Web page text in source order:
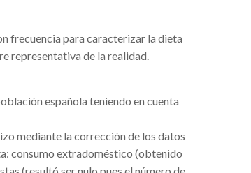
frecuencia para caracterizar la dieta
representativa de la realidad.
española teniendo en cuenta
mediante la corrección de los datos
consumo extradoméstico (obtenido